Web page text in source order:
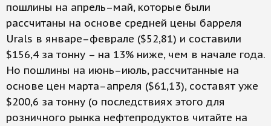
пошлины на апрель–май, которые были
рассчитаны на основе средней цены барреля
Urals в январе–феврале ($52,81) и составили
$156,4 за тонну – на 13% ниже, чем в начале года.
Но пошлины на июнь–июль, рассчитанные на
основе цен марта–апреля ($61,13), составят уже
$200,6 за тонну (о последствиях этого для
розничного рынка нефтепродуктов читайте на